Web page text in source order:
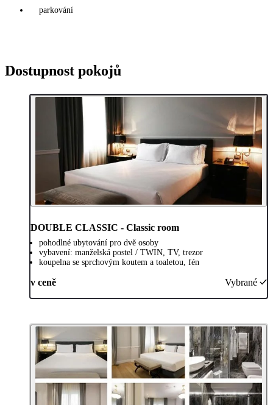
parkování
Dostupnost pokojů
DOUBLE CLASSIC - Classic room
pohodlné ubytování pro dvě osoby
vybavení: manželská postel / TWIN, TV, trezor
koupelna se sprchovým koutem a toaletou, fén
v ceně Vybrané